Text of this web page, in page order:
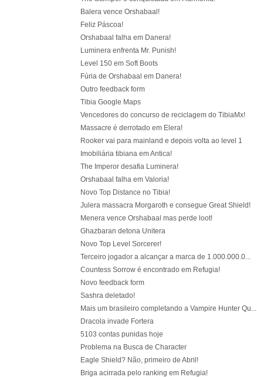
Balera vence Orshabaal!
Feliz Páscoa!
Orshabaal falha em Danera!
Luminera enfrenta Mr. Punish!
Level 150 em Soft Boots
Fúria de Orshabaal em Danera!
Outro feedback form
Tibia Google Maps
Vencedores do concurso de reciclagem do TibiaMx!
Massacre é derrotado em Elera!
Rooker vai para mainland e depois volta ao level 1
Imobiliária tibiana em Antica!
The Imperor desafia Luminera!
Orshabaal falha em Valoria!
Novo Top Distance no Tibia!
Julera massacra Morgaroth e consegue Great Shield!
Menera vence Orshabaal mas perde loot!
Ghazbaran detona Unitera
Novo Top Level Sorcerer!
Terceiro jogador a alcançar a marca de 1.000.000.0...
Countess Sorrow é encontrado em Refugia!
Novo feedback form
Sashra deletado!
Mais um brasileiro completando a Vampire Hunter Qu...
Dracola invade Fortera
5103 contas punidas hoje
Problema na Busca de Character
Eagle Shield? Não, primeiro de Abril!
Briga acirrada pelo ranking em Refugia!